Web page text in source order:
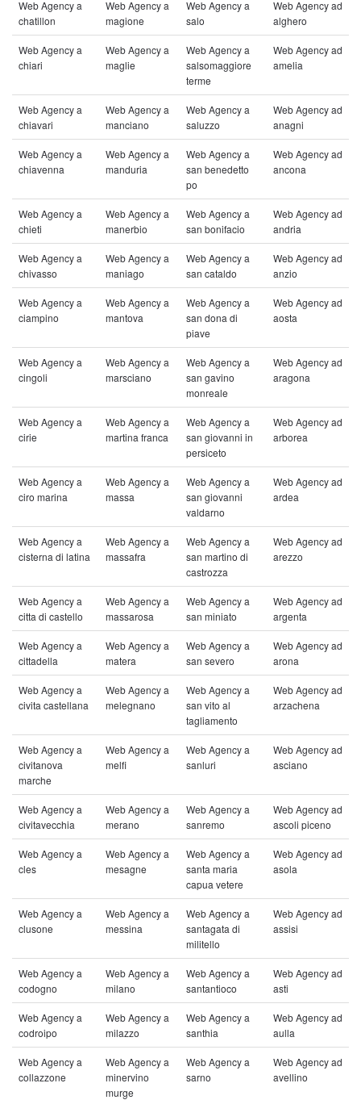
Web Agency a
chatillon
Web Agency a
magione
Web Agency a
salo
Web Agency ad
alghero
Web Agency a
chiari
Web Agency a
maglie
Web Agency a
salsomaggiore
terme
Web Agency ad
amelia
Web Agency a
chiavari
Web Agency a
manciano
Web Agency a
saluzzo
Web Agency ad
anagni
Web Agency a
chiavenna
Web Agency a
manduria
Web Agency a
san benedetto
po
Web Agency ad
ancona
Web Agency a
chieti
Web Agency a
manerbio
Web Agency a
san bonifacio
Web Agency ad
andria
Web Agency a
chivasso
Web Agency a
maniago
Web Agency a
san cataldo
Web Agency ad
anzio
Web Agency a
ciampino
Web Agency a
mantova
Web Agency a
san dona di
piave
Web Agency ad
aosta
Web Agency a
cingoli
Web Agency a
marsciano
Web Agency a
san gavino
monreale
Web Agency ad
aragona
Web Agency a
cirie
Web Agency a
martina franca
Web Agency a
san giovanni in
persiceto
Web Agency ad
arborea
Web Agency a
ciro marina
Web Agency a
massa
Web Agency a
san giovanni
valdarno
Web Agency ad
ardea
Web Agency a
cisterna di latina
Web Agency a
massafra
Web Agency a
san martino di
castrozza
Web Agency ad
arezzo
Web Agency a
citta di castello
Web Agency a
massarosa
Web Agency a
san miniato
Web Agency ad
argenta
Web Agency a
cittadella
Web Agency a
matera
Web Agency a
san severo
Web Agency ad
arona
Web Agency a
civita castellana
Web Agency a
melegnano
Web Agency a
san vito al
tagliamento
Web Agency ad
arzachena
Web Agency a
civitanova
marche
Web Agency a
melfi
Web Agency a
sanluri
Web Agency ad
asciano
Web Agency a
civitavecchia
Web Agency a
merano
Web Agency a
sanremo
Web Agency ad
ascoli piceno
Web Agency a
cles
Web Agency a
mesagne
Web Agency a
santa maria
capua vetere
Web Agency ad
asola
Web Agency a
clusone
Web Agency a
messina
Web Agency a
santagata di
militello
Web Agency ad
assisi
Web Agency a
codogno
Web Agency a
milano
Web Agency a
santantioco
Web Agency ad
asti
Web Agency a
codroipo
Web Agency a
milazzo
Web Agency a
santhia
Web Agency ad
aulla
Web Agency a
collazzone
Web Agency a
minervino
murge
Web Agency a
sarno
Web Agency ad
avellino